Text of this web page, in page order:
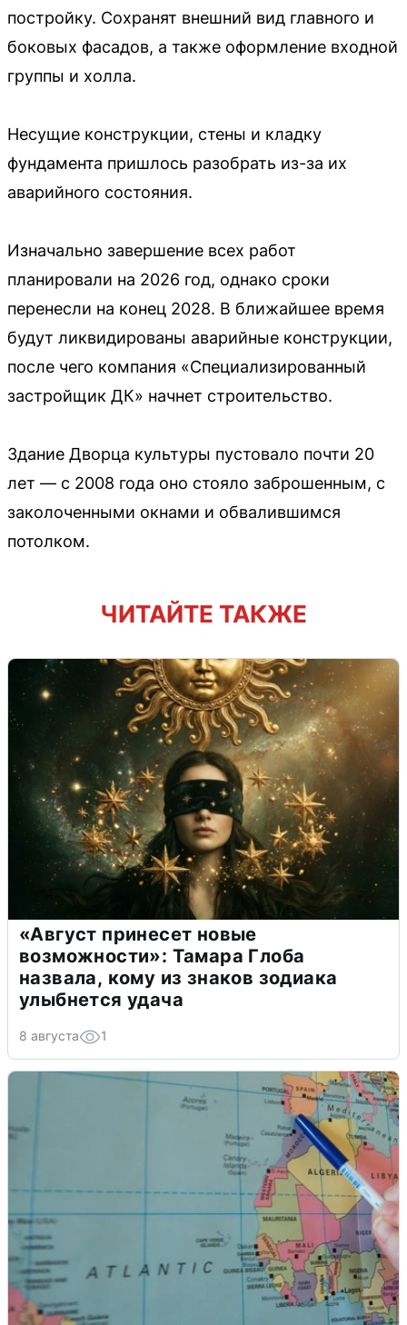
постройку. Сохранят внешний вид главного и
боковых фасадов, а также оформление входной
группы и холла.
Несущие конструкции, стены и кладку
фундамента пришлось разобрать из-за их
аварийного состояния.
Изначально завершение всех работ
планировали на 2026 год, однако сроки
перенесли на конец 2028. В ближайшее время
будут ликвидированы аварийные конструкции,
после чего компания «Специализированный
застройщик ДК» начнет строительство.
Здание Дворца культуры пустовало почти 20
лет — с 2008 года оно стояло заброшенным, с
заколоченными окнами и обвалившимся
потолком.
ЧИТАЙТЕ ТАКЖЕ
«Август принесет новые
возможности»: Тамара Глоба
назвала, кому из знаков зодиака
улыбнется удача
8 августа 1